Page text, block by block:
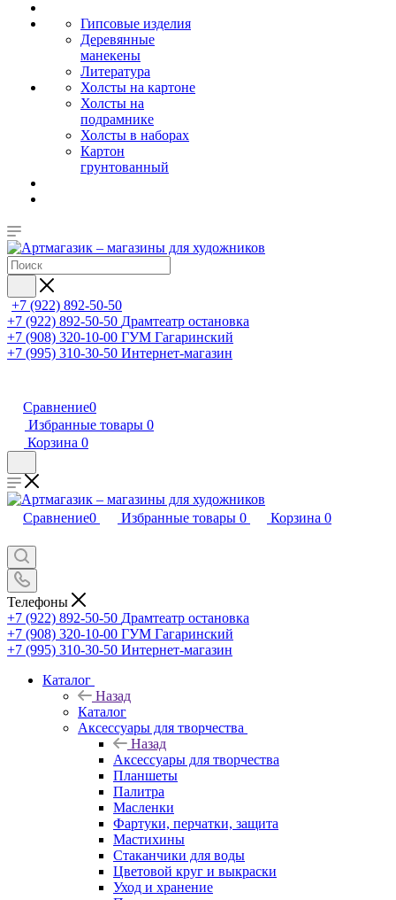
Гипсовые изделия
Деревянные
манекены
Литература
Холсты на картоне
Холсты на
подрамнике
Холсты в наборах
Картон
грунтованный
+7 (922) 892-50-50
+7 (922) 892-50-50 Драмтеатр остановка
+7 (908) 320-10-00 ГУМ Гагаринский
+7 (995) 310-30-50 Интернет-магазин
Сравнение0
Избранные товары 0
Корзина 0
Сравнение0 Избранные товары 0 Корзина 0
Телефоны
+7 (922) 892-50-50 Драмтеатр остановка
+7 (908) 320-10-00 ГУМ Гагаринский
+7 (995) 310-30-50 Интернет-магазин
Каталог
Назад
Каталог
Аксессуары для творчества
Назад
Аксессуары для творчества
Планшеты
Палитра
Масленки
Фартуки, перчатки, защита
Мастихины
Стаканчики для воды
Цветовой круг и выкраски
Уход и хранение